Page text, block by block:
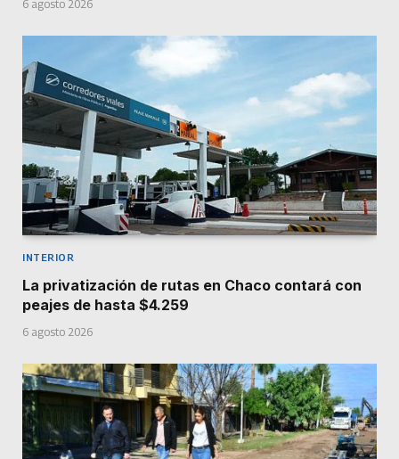
6 agosto 2026
INTERIOR
La privatización de rutas en Chaco contará con
peajes de hasta $4.259
6 agosto 2026